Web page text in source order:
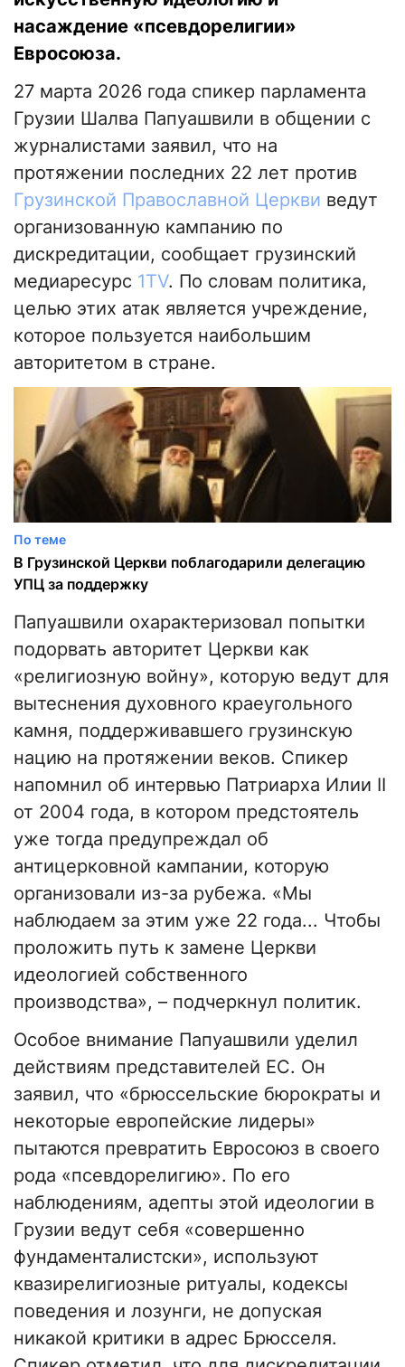
насаждение «псевдорелигии»
Евросоюза.
27 марта 2026 года спикер парламента
Грузии Шалва Папуашвили в общении с
журналистами заявил, что на
протяжении последних 22 лет против
Грузинской Православной Церкви ведут
организованную кампанию по
дискредитации, сообщает грузинский
медиаресурс 1TV. По словам политика,
целью этих атак является учреждение,
которое пользуется наибольшим
авторитетом в стране.
По теме
В Грузинской Церкви поблагодарили делегацию
УПЦ за поддержку
Папуашвили охарактеризовал попытки
подорвать авторитет Церкви как
«религиозную войну», которую ведут для
вытеснения духовного краеугольного
камня, поддерживавшего грузинскую
нацию на протяжении веков. Спикер
напомнил об интервью Патриарха Илии II
от 2004 года, в котором предстоятель
уже тогда предупреждал об
антицерковной кампании, которую
организовали из-за рубежа. «Мы
наблюдаем за этим уже 22 года... Чтобы
проложить путь к замене Церкви
идеологией собственного
производства», – подчеркнул политик.
Особое внимание Папуашвили уделил
действиям представителей ЕС. Он
заявил, что «брюссельские бюрократы и
некоторые европейские лидеры»
пытаются превратить Евросоюз в своего
рода «псевдорелигию». По его
наблюдениям, адепты этой идеологии в
Грузии ведут себя «совершенно
фундаменталистски», используют
квазирелигиозные ритуалы, кодексы
поведения и лозунги, не допуская
никакой критики в адрес Брюсселя.